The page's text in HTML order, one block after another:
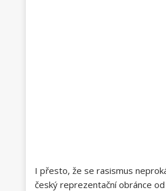
I přesto, že se rasismus
český reprezentační obránce